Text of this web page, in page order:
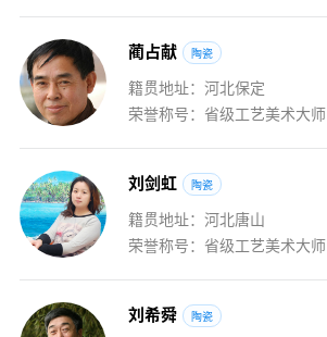
蔺占献 陶瓷
籍贯地址：河北保定
荣誉称号：省级工艺美术大师
刘剑虹 陶瓷
籍贯地址：河北唐山
荣誉称号：省级工艺美术大师
刘希舜 陶瓷